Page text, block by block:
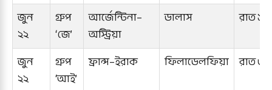
জুন
২২
গ্রুপ
‘জে’
আর্জেন্টিনা–
অস্ট্রিয়া
ডালাস রাত
জুন
২২
গ্রুপ
‘আই’
ফ্রান্স–ইরাক ফিলাডেলফিয়া রাত